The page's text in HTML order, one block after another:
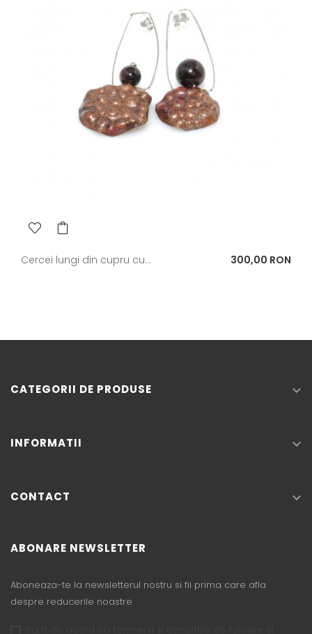
Cercei lungi din cupru cu... Pret
300,00 RON
CATEGORII DE PRODUSE 
INFORMATII 
CONTACT 
ABONARE NEWSLETTER
Aboneaza-te la newsletterul nostru si fii prima care afla
despre reducerile noastre